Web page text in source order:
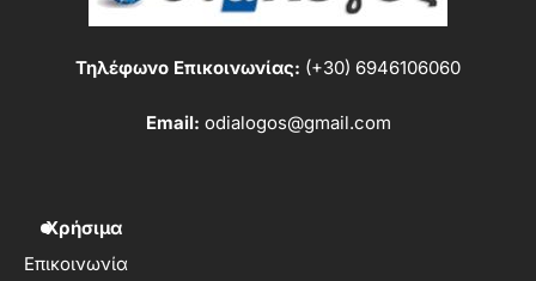
Τηλέφωνο Επικοινωνίας: (+30) 6946106060
Email: odialogos@gmail.com
Χρήσιμα
Επικοινωνία